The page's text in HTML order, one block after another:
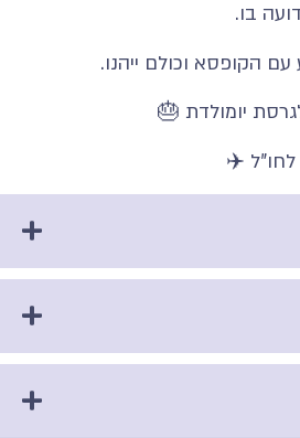
בו.
הקופסא וכולם ייהנו.
יומולדת 🎂
לחו"ל ✈️